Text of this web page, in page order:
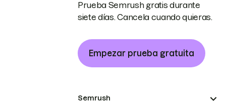
Prueba Semrush gratis durante
siete días. Cancela cuando quieras.
Empezar prueba gratuita
Semrush